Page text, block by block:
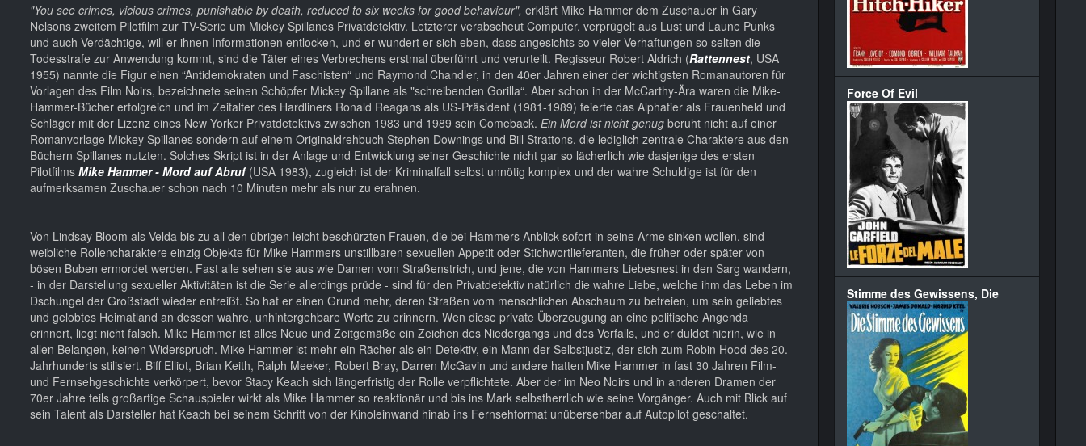
"You see crimes, vicious crimes, punishable by death, reduced to six weeks for good behaviour", erklärt Mike Hammer dem Zuschauer in Gary
Nelsons zweitem Pilotfilm zur TV-Serie um Mickey Spillanes Privatdetektiv. Letzterer verabscheut Computer, verprügelt aus Lust und Laune Punks
und auch Verdächtige, will er ihnen Informationen entlocken, und er wundert er sich eben, dass angesichts so vieler Verhaftungen so selten die
Todesstrafe zur Anwendung kommt, sind die Täter eines Verbrechens erstmal überführt und verurteilt. Regisseur Robert Aldrich (Rattennest, USA
1955) nannte die Figur einen “Antidemokraten und Faschisten“ und Raymond Chandler, in den 40er Jahren einer der wichtigsten Romanautoren für
Vorlagen des Film Noirs, bezeichnete seinen Schöpfer Mickey Spillane als "schreibenden Gorilla“. Aber schon in der McCarthy-Ära waren die Mike-
Hammer-Bücher erfolgreich und im Zeitalter des Hardliners Ronald Reagans als US-Präsident (1981-1989) feierte das Alphatier als Frauenheld und
Schläger mit der Lizenz eines New Yorker Privatdetektivs zwischen 1983 und 1989 sein Comeback. Ein Mord ist nicht genug beruht nicht auf einer
Romanvorlage Mickey Spillanes sondern auf einem Originaldrehbuch Stephen Downings und Bill Strattons, die lediglich zentrale Charaktere aus den
Büchern Spillanes nutzten. Solches Skript ist in der Anlage und Entwicklung seiner Geschichte nicht gar so lächerlich wie dasjenige des ersten
Pilotfilms Mike Hammer - Mord auf Abruf(USA 1983), zugleich ist der Kriminalfall selbst unnötig komplex und der wahre Schuldige ist für den
aufmerksamen Zuschauer schon nach 10 Minuten mehr als nur zu erahnen.
Von Lindsay Bloom als Velda bis zu all den übrigen leicht beschürzten Frauen, die bei Hammers Anblick sofort in seine Arme sinken wollen, sind
weibliche Rollencharaktere einzig Objekte für Mike Hammers unstillbaren sexuellen Appetit oder Stichwortlieferanten, die früher oder später von
bösen Buben ermordet werden. Fast alle sehen sie aus wie Damen vom Straßenstrich, und jene, die von Hammers Liebesnest in den Sarg wandern,
- in der Darstellung sexueller Aktivitäten ist die Serie allerdings prüde - sind für den Privatdetektiv natürlich die wahre Liebe, welche ihm das Leben im
Dschungel der Großstadt wieder entreißt. So hat er einen Grund mehr, deren Straßen vom menschlichen Abschaum zu befreien, um sein geliebtes
und gelobtes Heimatland an dessen wahre, unhintergehbare Werte zu erinnern. Wen diese private Überzeugung an eine politische Angenda
erinnert, liegt nicht falsch. Mike Hammer ist alles Neue und Zeitgemäße ein Zeichen des Niedergangs und des Verfalls, und er duldet hierin, wie in
allen Belangen, keinen Widerspruch. Mike Hammer ist mehr ein Rächer als ein Detektiv, ein Mann der Selbstjustiz, der sich zum Robin Hood des 20.
Jahrhunderts stilisiert. Biff Elliot, Brian Keith, Ralph Meeker, Robert Bray, Darren McGavin und andere hatten Mike Hammer in fast 30 Jahren Film-
und Fernsehgeschichte verkörpert, bevor Stacy Keach sich längerfristig der Rolle verpflichtete. Aber der im Neo Noirs und in anderen Dramen der
70er Jahre teils großartige Schauspieler wirkt als Mike Hammer so reaktionär und bis ins Mark selbstherrlich wie seine Vorgänger. Auch mit Blick auf
sein Talent als Darsteller hat Keach bei seinem Schritt von der Kinoleinwand hinab ins Fernsehformat unübersehbar auf Autopilot geschaltet.
Force Of Evil
Stimme des Gewissens, Die